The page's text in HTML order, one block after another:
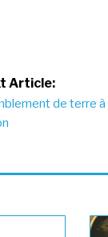
Article:
de terre à